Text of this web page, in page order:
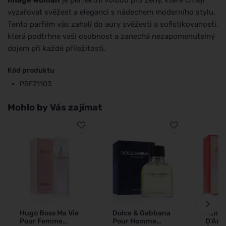
vyzařovat svěžest a eleganci s nádechem moderního stylu.
Tento parfém vás zahalí do aury svěžesti a sofistikovanosti,
která podtrhne vaši osobnost a zanechá nezapomenutelný
dojem při každé příležitosti.
Kód produktu
PRFZ1103
Mohlo by Vás zajímat
Hugo Boss Ma Vie
Pour Femme
Dolce & Gabbana
Pour Homme